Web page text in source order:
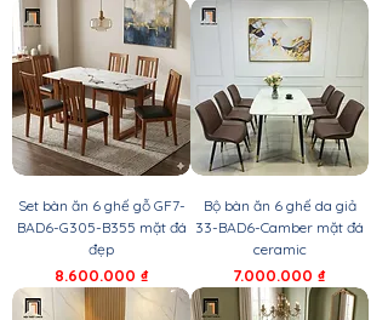
Set bàn ăn 6 ghế gỗ GF7-
BAD6-G305-B355 mặt đá
đẹp
Giá
8.600.000 ₫
Bộ bàn ăn 6 ghế da giả
33-BAD6-Camber mặt đá
ceramic
Giá
7.000.000 ₫